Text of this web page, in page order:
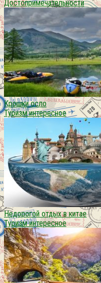
Достопримечательности
Крошки осло
Туризм интересное
Недорогой отдых в китае
Туризм интересное